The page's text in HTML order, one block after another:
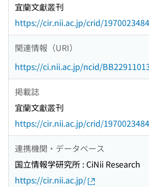
宜蘭文獻叢刊
https://cir.nii.ac.jp/crid/
関連情報（URI）
https://ci.nii.ac.jp/ncid/
掲載誌
宜蘭文獻叢刊
https://cir.nii.ac.jp/crid/
連携機関・データベース
国立情報学研究所 : CiNii Research
https://cir.nii.ac.jp/